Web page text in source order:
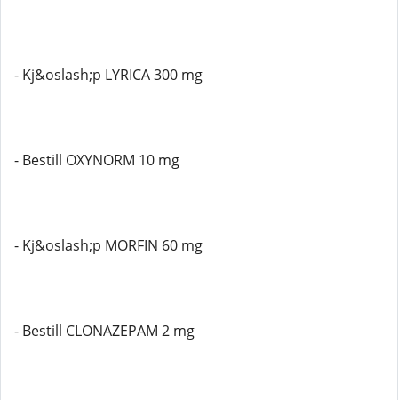
- Kj&oslash;p LYRICA 300 mg
- Bestill OXYNORM 10 mg
- Kj&oslash;p MORFIN 60 mg
- Bestill CLONAZEPAM 2 mg